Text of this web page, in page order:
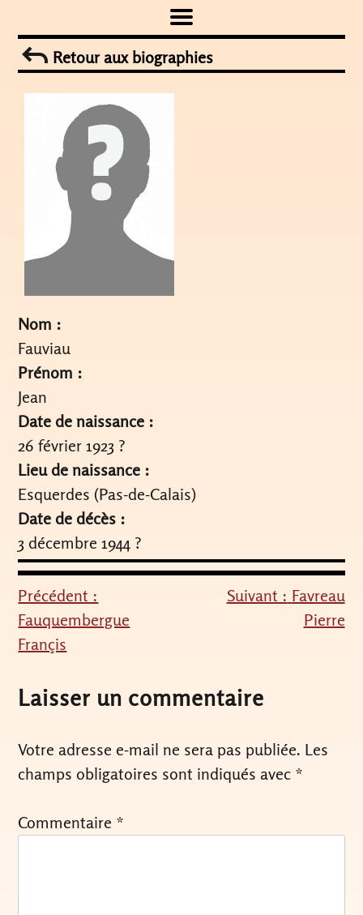
to
contentRetour aux biographies
Nom :
Fauviau
Prénom :
Jean
Date de naissance :
26 février 1923 ?
Lieu de naissance :
Esquerdes (Pas-de-Calais)
Date de décès :
3 décembre 1944 ?
Navigation
de
Précédent :
Fauquembergue
Françis
Suivant : Favreau
Pierre
Laisser un commentaire
Votre adresse e-mail ne sera pas publiée. Les
champs obligatoires sont indiqués avec *
Commentaire *